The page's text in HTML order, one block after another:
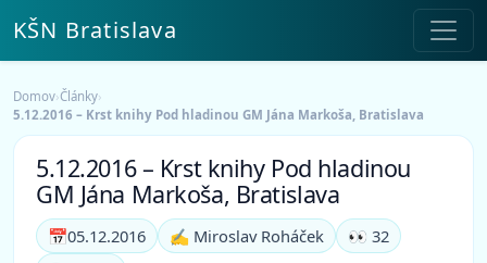
KŠN Bratislava
Domov›Články›
5.12.2016 – Krst knihy Pod hladinou GM Jána Markoša, Bratislava
5.12.2016 – Krst knihy Pod hladinou
GM Jána Markoša, Bratislava
📅05.12.2016 ✍️ Miroslav Roháček
👀 32